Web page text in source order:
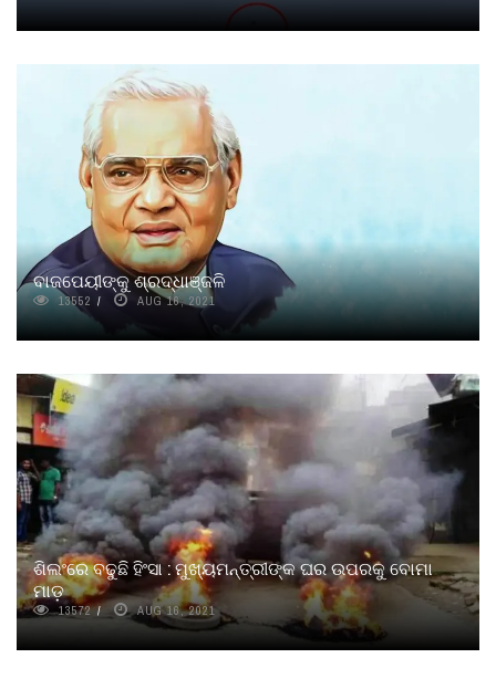
ବାଜପେୟୀଙ୍କୁ ଶ୍ରଦ୍ଧାଞ୍ଜଳି
13552 AUG 16, 2021
ଶିଲଂରେ ବଢୁଛି ହିଂସା : ମୁଖ୍ୟମନ୍ତ୍ରୀଙ୍କ ଘର ଉପରକୁ ବୋମା
ମାଡ଼
13572 AUG 16, 2021